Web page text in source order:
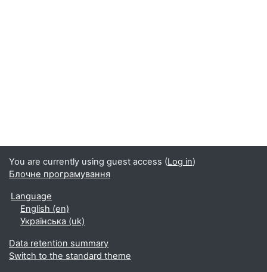
You are currently using guest access (Log in)
Блочне програмування
Language
English ‎(en)‎
Українська ‎(uk)‎
Data retention summary
Switch to the standard theme